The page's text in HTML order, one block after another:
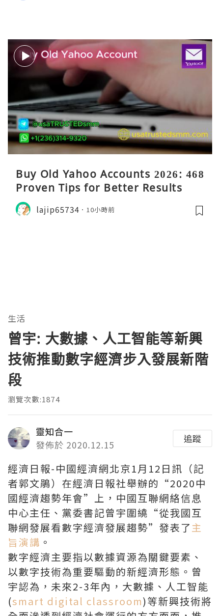
Buy Old Yahoo Accounts 2026: 468
Proven Tips for Better Results
lajip65734 10小時前
生活
曾宇: 大數據、人工智能等新興
技術推動數字經濟步入發展新階
段
瀏覽次數:1874
靈知合一
發佈於 2020.12.15
追蹤
經濟日報-中國經濟網北京1月12日訊（記
者郭文鵑）在經濟日報社舉辦的“2020中
國經濟趨勢年會”上，中國互聯網絡信息
中心主任、黨委書記曾宇圍繞“從我國互
聯網發展看數字經濟發展趨勢”發表了主
旨演講 。
數字經濟主要指以數據資源為關鍵要素、
以數字技術為重要驅動的新經濟形態。曾
宇認為，未來2-3年內，大數據、人工智能
(smart digital classroom)等新興技術將